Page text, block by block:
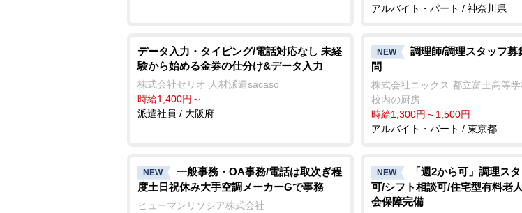
アルバイト・パート / 神奈川県
データ入力・タイピング/電話対応なし 未経
験から始める金券の仕分け&データ入力
株式会社セリオ 人材派遣sacaso
時給1,400円～
派遣社員 / 大阪府
NEW
調理師/調理スタッフ募
問
株式会社ニックス 都立富士高等
校内の厨房
時給1,300円～1,500円
アルバイト・パート / 東京都
NEW
一般事務・OA事務/電話は取次ぎ程
度土日祝休み大手空調メーカーGで事務
ヒューマンリソシア株式会社
NEW
「週2から可」調理ス
可/シフト相談可/住宅型有料老
会保障完備